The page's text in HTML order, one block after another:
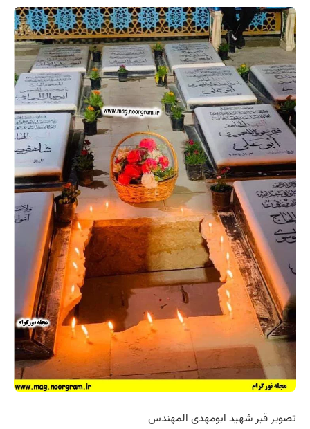
تصویر قبر شهید ابومهدی المهندس